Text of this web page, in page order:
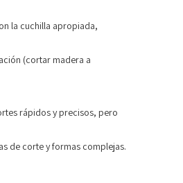
la cuchilla apropiada,
(cortar madera a
rápidos y precisos, pero
de corte y formas complejas.